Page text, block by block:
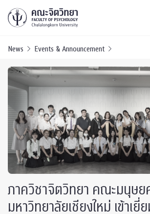
News Events & Announcement
ภาควิชาจิตวิทยา คณะมนุษย
มหาวิทยาลัยเชียงใหม่ เข้าเยี่